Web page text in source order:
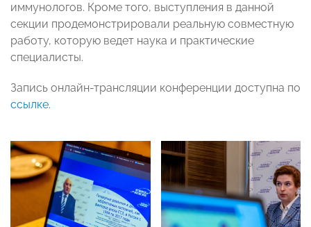
иммунологов. Кроме того, выступления в данной
секции продемонстрировали реальную совместную
работу, которую ведет наука и практические
специалисты.
Запись онлайн-трансляции конференции доступна по
ссылке.